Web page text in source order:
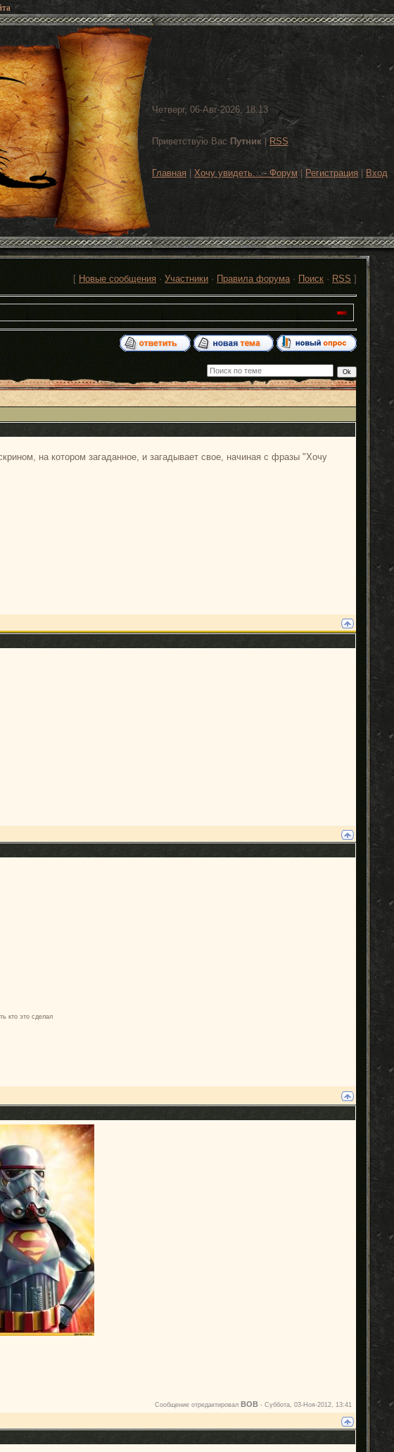
Четверг, 06-Авг-2026, 18:13
Приветствую Вас Путник RSS
Главная Хочу увидеть... - Форум | Регистрация Вход
[ Новые сообщения · Участники · Правила форума· Поиск · RSS ]
на котором загаданное, и загадывает свое, начиная с фразы "Хочу
кто это сделал
Сообщение отредактировал BOB - Суббота, 03-Ноя-2012, 13:41